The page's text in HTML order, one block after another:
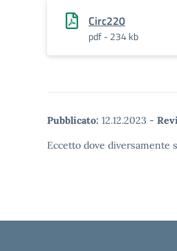
Circ220
pdf - 234 kb
Pubblicato: 12.12.2023 -
Eccetto dove diversamente